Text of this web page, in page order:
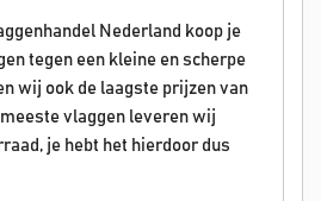
Nederland koop je
tegen een kleine en scherpe
wij ook de laagste prijzen van
vlaggen leveren wij
je hebt het hierdoor dus